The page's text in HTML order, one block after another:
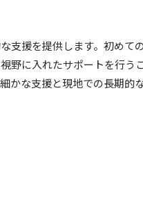
支援を提供します。初め
野に入れたサポートを行
かな支援と現地での長期